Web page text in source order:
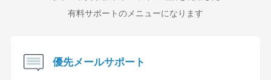
有料サポートのメニューになります
優先メールサポート